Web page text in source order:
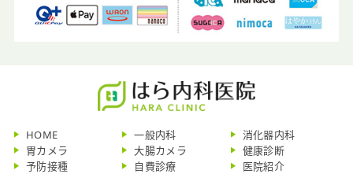
HOME 一般内科
消化器内科
胃カメラ
大腸カメラ
健康診断
予防接種
自費診療 医院紹介